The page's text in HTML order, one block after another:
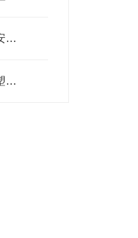
大型废铝边角料压块机操作安全隐患
塑料薄膜破碎机是怎么处理塑料垃圾的？